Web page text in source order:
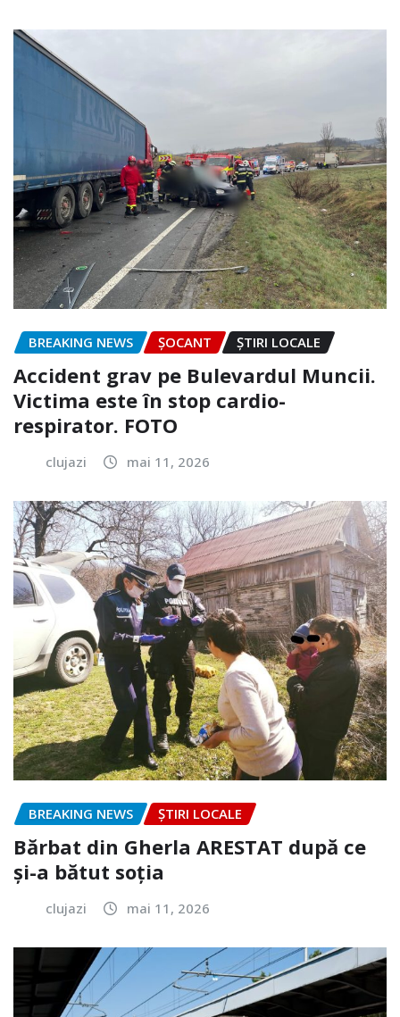
BREAKING NEWS ȘOCANT ȘTIRI LOCALE
Accident grav pe Bulevardul Muncii.
Victima este în stop cardio-
respirator. FOTO
clujazi mai 11, 2026
BREAKING NEWS ȘTIRI LOCALE
Bărbat din Gherla ARESTAT după ce
și-a bătut soția
clujazi mai 11, 2026